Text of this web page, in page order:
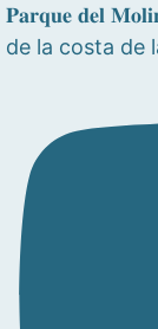
𝐏𝐚𝐫𝐪𝐮𝐞 𝐝𝐞𝐥
de la costa de